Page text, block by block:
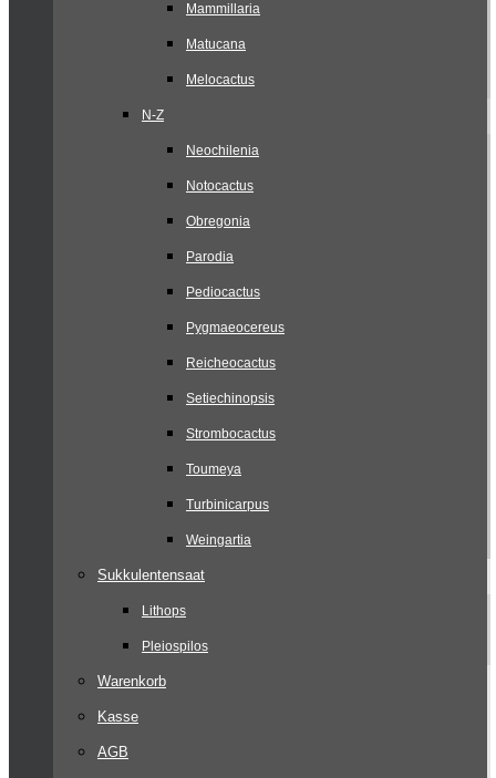
Mammillaria
Matucana
Melocactus
N-Z
Neochilenia
Notocactus
Obregonia
Parodia
Pediocactus
Pygmaeocereus
Reicheocactus
Setiechinopsis
Strombocactus
Toumeya
Turbinicarpus
Weingartia
Sukkulentensaat
Lithops
Pleiospilos
Warenkorb
Kasse
AGB